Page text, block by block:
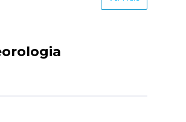
quando
Modelo 3 de
noticias/-/asset_publisher/